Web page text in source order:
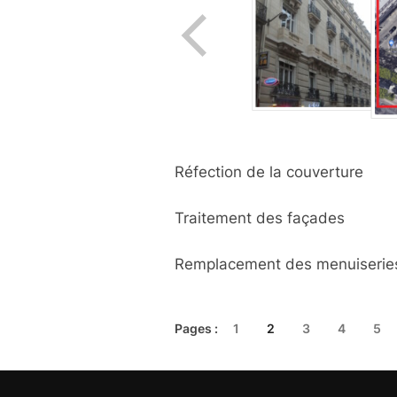
Réfection de la couverture
Traitement des façades
Remplacement des
Pages : 1 2 3 4 5